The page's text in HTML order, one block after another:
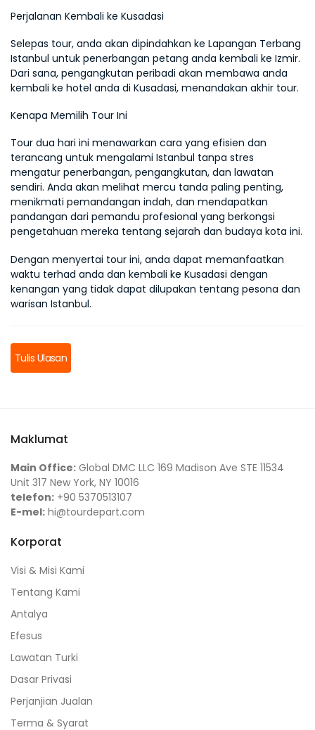
Perjalanan Kembali ke Kusadasi
Selepas tour, anda akan dipindahkan ke Lapangan Terbang
Istanbul untuk penerbangan petang anda kembali ke Izmir.
Dari sana, pengangkutan peribadi akan membawa anda
kembali ke hotel anda di Kusadasi, menandakan akhir tour.
Kenapa Memilih Tour Ini
Tour dua hari ini menawarkan cara yang efisien dan
terancang untuk mengalami Istanbul tanpa stres
mengatur penerbangan, pengangkutan, dan lawatan
sendiri. Anda akan melihat mercu tanda paling penting,
menikmati pemandangan indah, dan mendapatkan
pandangan dari pemandu profesional yang berkongsi
pengetahuan mereka tentang sejarah dan budaya kota ini.
Dengan menyertai tour ini, anda dapat memanfaatkan
waktu terhad anda dan kembali ke Kusadasi dengan
kenangan yang tidak dapat dilupakan tentang pesona dan
warisan Istanbul.
Tulis Ulasan
Maklumat
Main Office: Global DMC LLC 169 Madison Ave STE 11534
Unit 317 New York, NY 10016
telefon: +90 5370513107
E-mel: hi@tourdepart.com
Korporat
Visi & Misi Kami
Tentang Kami
Antalya
Efesus
Lawatan Turki
Dasar Privasi
Perjanjian Jualan
Terma & Syarat